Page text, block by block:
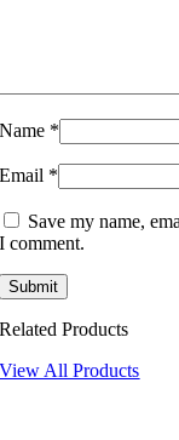
Name *
Email *
Save my name,
I comment.
Related Products
View All Products